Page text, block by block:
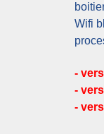
Wifi
-
-
-